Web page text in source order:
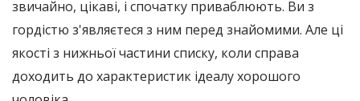
звичайно, цікаві, і спочатку приваблюють. Ви з
гордістю з'являєтеся з ним перед знайомими. Але ці
якості з нижньої частини списку, коли справа
доходить до характеристик ідеалу хорошого